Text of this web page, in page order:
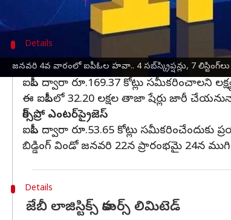
జనవరి 4వ వారంలో ఐపీఓల హవా.. 4 సబ్‌స్క్రిప్షన్లు, 7 లిస్టింగ్‌లు
Details
క్యాపిటల్‌ నంబర్స్‌ ఇన్ఫోటెక్‌
ఐపీఓ ద్వారా రూ.169.37 కోట్లు సమీకరించాలని
ఈ ఐపీఓలో 32.20 లక్షల తాజా షేర్లు జారీ
రెక్స్‌ప్రో ఎంటర్‌ప్రైజెస్
ఐపీఓ ద్వారా రూ.53.65 కోట్లు సమీకరించేందుకు
బిడ్డింగ్‌ విండో జనవరి 22న ప్రారంభమై 24న
Details
జేబీ లాజిస్టిక్స్‌ కామర్స్‌ లిమిటెడ్‌